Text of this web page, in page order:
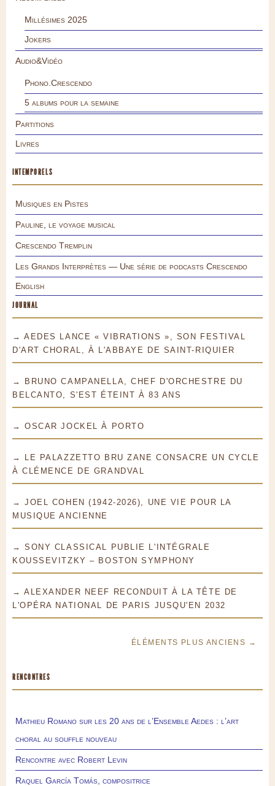
Millésimes 2025
Jokers
Audio&Vidéo
Phono.Crescendo
5 albums pour la semaine
Partitions
Livres
INTEMPORELS
Musiques en Pistes
Pauline, le voyage musical
Crescendo Tremplin
Les Grands Interprètes — Une série de podcasts Crescendo
English
JOURNAL
→ AEDES LANCE « VIBRATIONS », SON FESTIVAL
D'ART CHORAL, À L'ABBAYE DE SAINT-RIQUIER
→ BRUNO CAMPANELLA, CHEF D'ORCHESTRE DU
BELCANTO, S'EST ÉTEINT À 83 ANS
→ OSCAR JOCKEL À PORTO
→ LE PALAZZETTO BRU ZANE CONSACRE UN CYCLE
À CLÉMENCE DE GRANDVAL
→ JOEL COHEN (1942-2026), UNE VIE POUR LA
MUSIQUE ANCIENNE
→ SONY CLASSICAL PUBLIE L'INTÉGRALE
KOUSSEVITZKY – BOSTON SYMPHONY
→ ALEXANDER NEEF RECONDUIT À LA TÊTE DE
L'OPÉRA NATIONAL DE PARIS JUSQU'EN 2032
ÉLÉMENTS PLUS ANCIENS →
RENCONTRES
Mathieu Romano sur les 20 ans de l’Ensemble Aedes : l’art
choral au souffle nouveau
Rencontre avec Robert Levin
Raquel García Tomás, compositrice